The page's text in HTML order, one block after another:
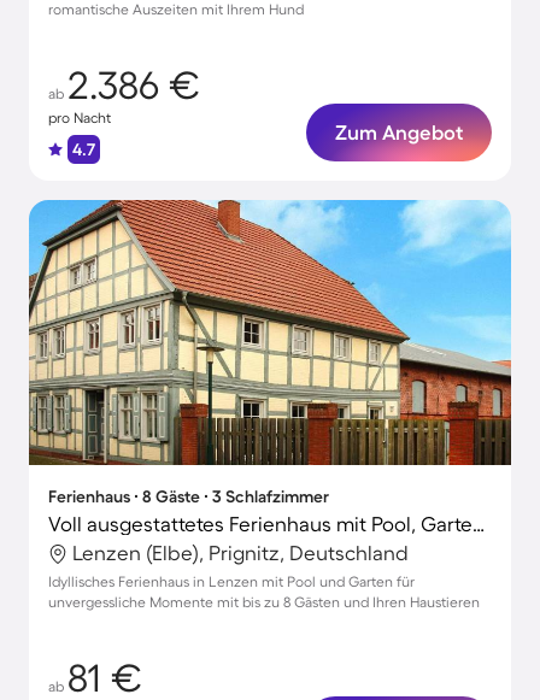
romantische Auszeiten mit Ihrem Hund
ab 2.386 €
pro Nacht
4.7
Zum Angebot
Ferienhaus ∙ 8 Gäste ∙ 3 Schlafzimmer
Voll ausgestattetes Ferienhaus mit Pool, Garten und Grill | Haustierfreundlich
Lenzen (Elbe), Prignitz, Deutschland
Idyllisches Ferienhaus in Lenzen mit Pool und Garten für
unvergessliche Momente mit bis zu 8 Gästen und Ihren Haustieren
ab 81 €